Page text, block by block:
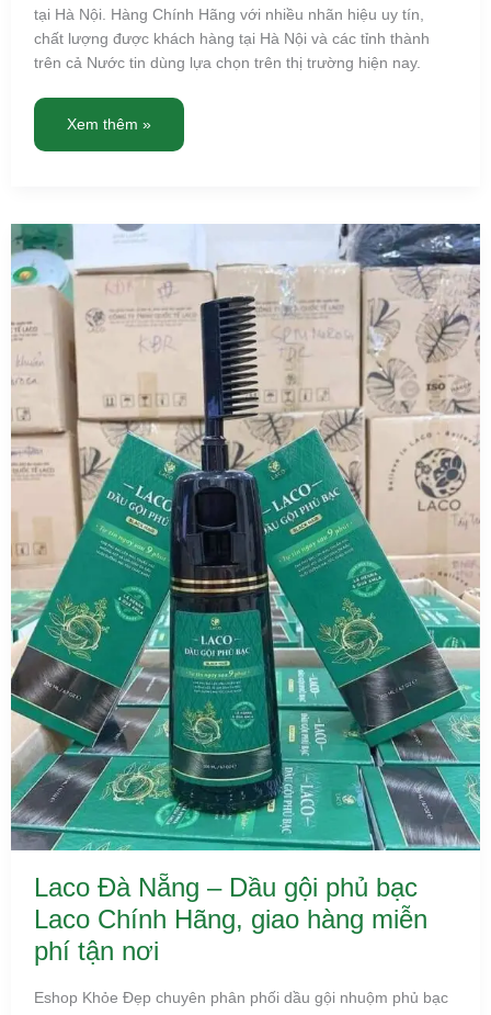
tại Hà Nội. Hàng Chính Hãng với nhiều nhãn hiệu uy tín,
chất lượng được khách hàng tại Hà Nội và các tỉnh thành
trên cả Nước tin dùng lựa chọn trên thị trường hiện nay.
Xem thêm »
Laco Đà Nẵng – Dầu gội phủ bạc
Laco Chính Hãng, giao hàng miễn
phí tận nơi
Eshop Khỏe Đẹp chuyên phân phối dầu gội nhuộm phủ bạc
Laco
Nẵng
–
Dầu
gội
phủ
bạc
Laco
Chính
Hãng,
giao
hàng
miễn
phí
tận
nơi